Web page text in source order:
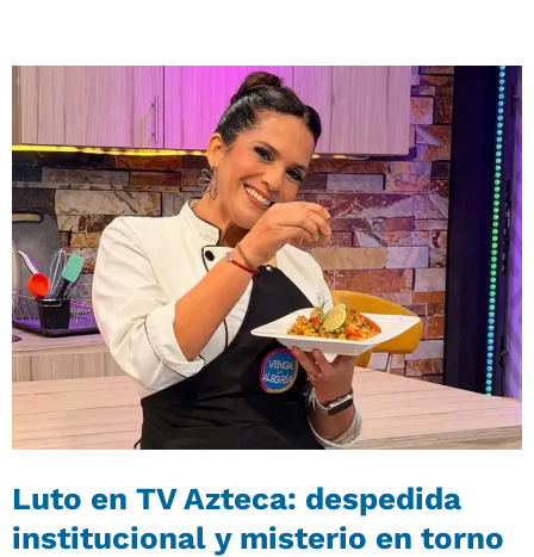
Luto en TV Azteca: despedida
institucional y misterio en torno